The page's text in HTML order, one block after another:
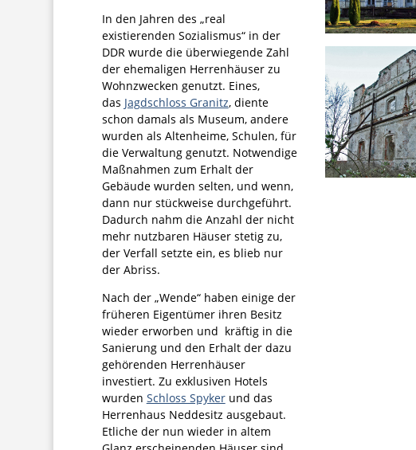
In den Jahren des „real
existierenden Sozialismus“ in der
DDR wurde die überwiegende Zahl
der ehemaligen Herrenhäuser zu
Wohnzwecken genutzt. Eines,
das Jagdschloss Granitz, diente
schon damals als Museum, andere
wurden als Altenheime, Schulen, für
die Verwaltung genutzt. Notwendige
Maßnahmen zum Erhalt der
Gebäude wurden selten, und wenn,
dann nur stückweise durchgeführt.
Dadurch nahm die Anzahl der nicht
mehr nutzbaren Häuser stetig zu,
der Verfall setzte ein, es blieb nur
der Abriss.
Nach der „Wende“ haben einige der
früheren Eigentümer ihren Besitz
wieder erworben und kräftig in die
Sanierung und den Erhalt der dazu
gehörenden Herrenhäuser
investiert. Zu exklusiven Hotels
wurden Schloss Spykerund das
Herrenhaus Neddesitz ausgebaut.
Etliche der nun wieder in altem